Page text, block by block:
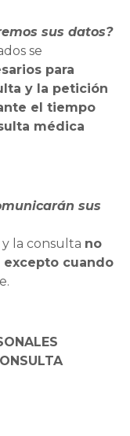
sus datos?
se
para
y la petición
el tiempo
médica
sus
la consulta no
excepto cuando